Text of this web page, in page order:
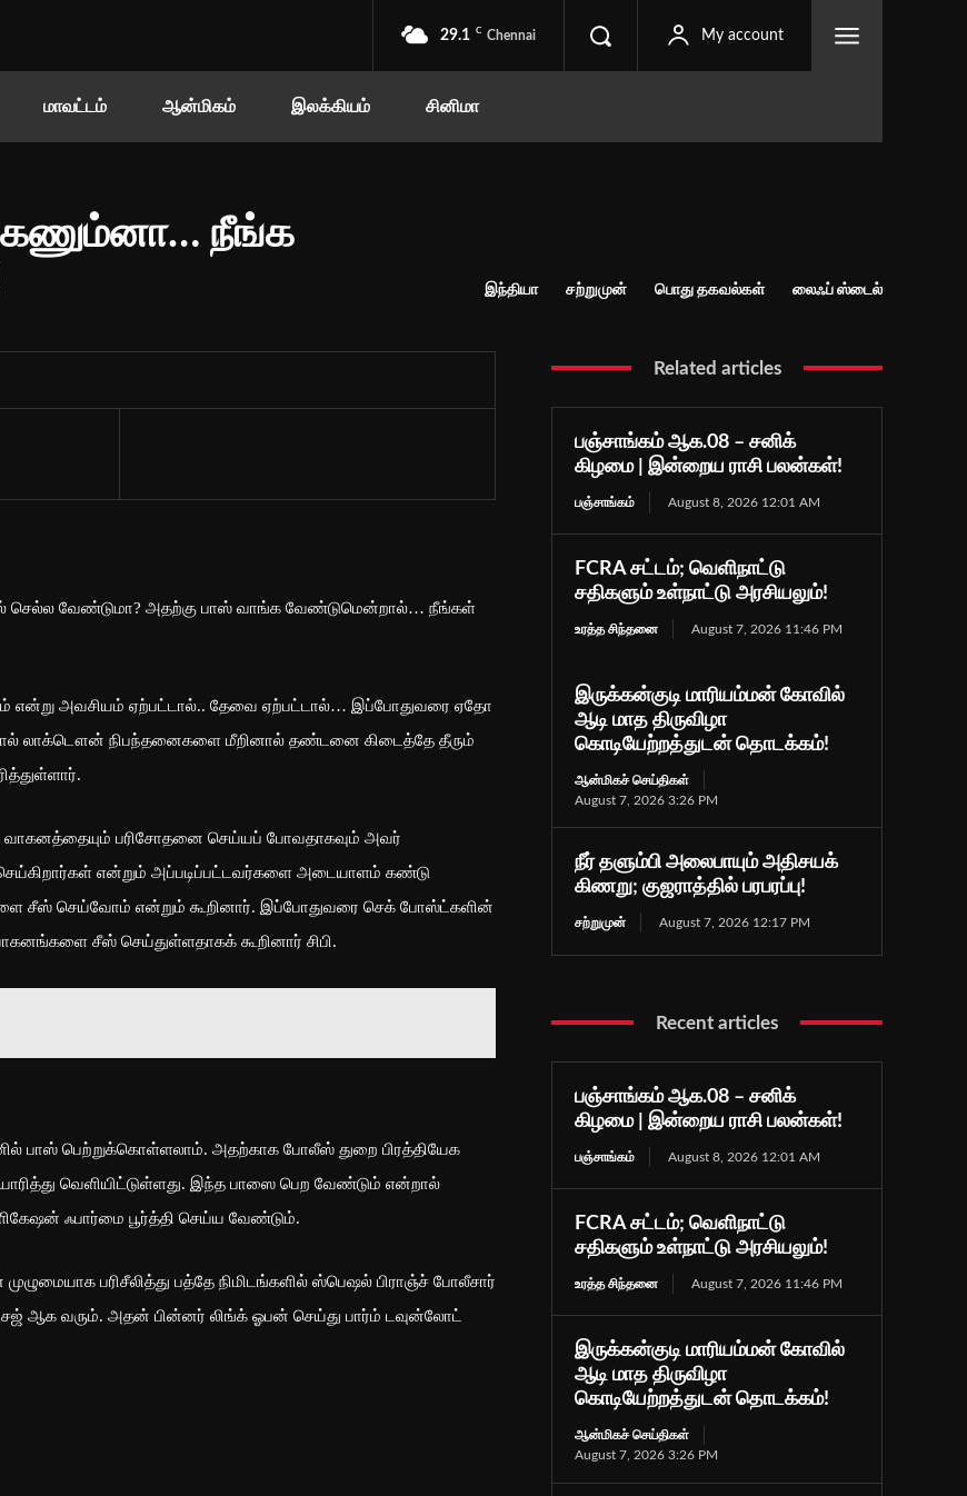
29.1 C Chennai My account
மாவட்டம் ஆன்மிகம் இலக்கியம் சினிமா
நீங்க
இந்தியா சற்றுமுன் பொது தகவல்கள் லைஃப் ஸ்டைல்
செல்ல வேண்டுமா? அதற்கு பாஸ் வாங்க வேண்டுமென்றால்… நீங்கள்
அவசியம் ஏற்பட்டால்.. தேவை ஏற்பட்டால்… இப்போதுவரை ஏதோ
ஆனால் லாக்டௌன் நிபந்தனைகளை மீறினால் தண்டனை கிடைத்தே தீரும்
வாகனத்தையும் பரிசோதனை செய்யப் போவதாகவும் அவர்
என்றும் அப்படிப்பட்டவர்களை அடையாளம் கண்டு
சீஸ் செய்வோம் என்றும் கூறினார். இப்போதுவரை செக் போஸ்ட்களின்
சீஸ் செய்துள்ளதாகக் கூறினார் சிபி.
பெற்றுக்கொள்ளலாம். அதற்காக போலீஸ் துறை பிரத்தியேக
வெளியிட்டுள்ளது. இந்த பாஸை பெற வேண்டும் என்றால்
ஃபார்மை பூர்த்தி செய்ய வேண்டும்.
பரிசீலித்து பத்தே நிமிடங்களில் ஸ்பெஷல் பிராஞ்ச் போலீசார்
ஆக வரும். அதன் பின்னர் லிங்க் ஓபன் செய்து பார்ம் டவுன்லோட்
Related articles
பஞ்சாங்கம் ஆக.08 – சனிக்
கிழமை | இன்றைய ராசி பலன்கள்!
பஞ்சாங்கம் August 8, 2026 12:01 AM
FCRA சட்டம்; வெளிநாட்டு
சதிகளும் உள்நாட்டு அரசியலும்!
உரத்த சிந்தனை August 7, 2026 11:46 PM
இருக்கன்குடி மாரியம்மன் கோவில்
ஆடி மாத திருவிழா
கொடியேற்றத்துடன் தொடக்கம்!
ஆன்மிகச் செய்திகள்
August 7, 2026 3:26 PM
நீர் தளும்பி அலைபாயும் அதிசயக்
கிணறு; குஜராத்தில் பரபரப்பு!
சற்றுமுன் August 7, 2026 12:17 PM
Recent articles
பஞ்சாங்கம் ஆக.08 – சனிக்
கிழமை | இன்றைய ராசி பலன்கள்!
பஞ்சாங்கம் August 8, 2026 12:01 AM
FCRA சட்டம்; வெளிநாட்டு
சதிகளும் உள்நாட்டு அரசியலும்!
உரத்த சிந்தனை August 7, 2026 11:46 PM
இருக்கன்குடி மாரியம்மன் கோவில்
ஆடி மாத திருவிழா
கொடியேற்றத்துடன் தொடக்கம்!
ஆன்மிகச் செய்திகள்
August 7, 2026 3:26 PM